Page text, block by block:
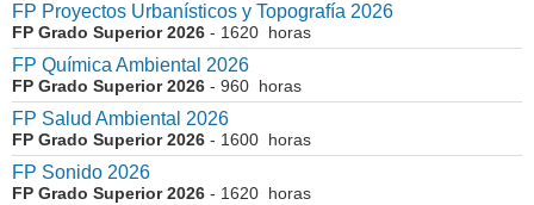
FP Proyectos Urbanísticos y Topografía 2026
FP Grado Superior 2026 - 1620 horas
FP Química Ambiental 2026
FP Grado Superior 2026 - 960 horas
FP Salud Ambiental 2026
FP Grado Superior 2026 - 1600 horas
FP Sonido 2026
FP Grado Superior 2026 - 1620 horas